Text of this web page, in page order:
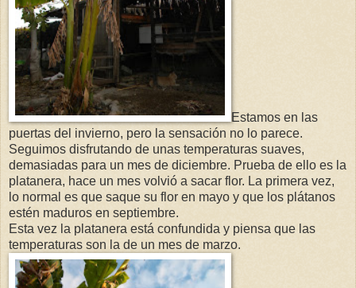
Estamos en las
puertas del invierno, pero la sensación no lo parece.
Seguimos disfrutando de unas temperaturas suaves,
demasiadas para un mes de diciembre. Prueba de ello es la
platanera, hace un mes volvió a sacar flor. La primera vez,
lo normal es que saque su flor en mayo y que los plátanos
estén maduros en septiembre.
Esta vez la platanera está confundida y piensa que las
temperaturas son la de un mes de marzo.